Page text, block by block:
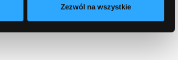
Zezwól na wszystkie